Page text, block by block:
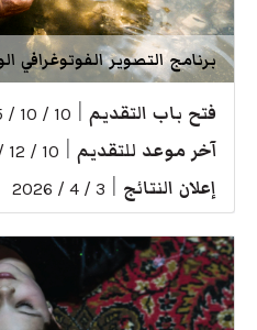
برنامج التصوير الفوتوغرافي
فتح باب التقديم 10 / 10 / 2025
آخر موعد للتقديم 10 / 12 / 2025
إعلان النتائج 3 / 4 / 2026